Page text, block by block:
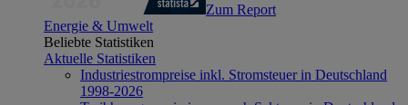
Zum Report
Energie & Umwelt
Beliebte Statistiken
Aktuelle Statistiken
Industriestrompreise inkl. Stromsteuer in Deutschland
1998-2026